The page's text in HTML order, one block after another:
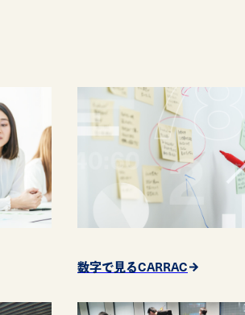
数字で見るCARRAC